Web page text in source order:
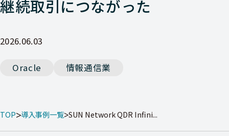
継続取引につながった
2026.06.03
Oracle 情報通信業
TOP 導入事例一覧 SUN Network QDR Infini...